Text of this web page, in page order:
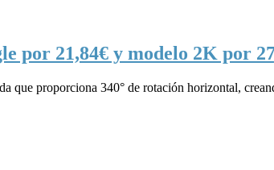
por 21,84€ y modelo 2K por
que proporciona 340° de rotación horizontal,